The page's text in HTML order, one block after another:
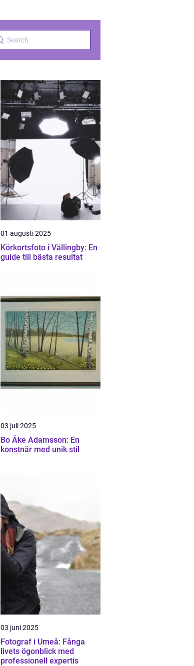
01 augusti 2025
Körkortsfoto i Vällingby: En
guide till bästa resultat
03 juli 2025
Bo Åke Adamsson: En
konstnär med unik stil
03 juni 2025
Fotograf i Umeå: Fånga
livets ögonblick med
professionell expertis